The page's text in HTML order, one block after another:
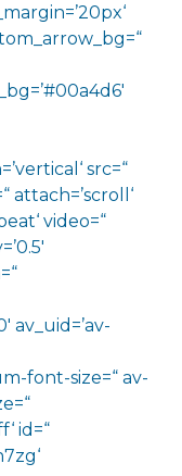
src=“
video=“
av_uid=’av-
font-size=“ av-
id=“